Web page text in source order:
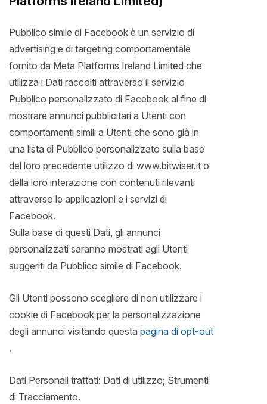
Pubblico simile di Facebook è un servizio di
advertising e di targeting comportamentale
fornito da Meta Platforms Ireland Limited che
utilizza i Dati raccolti attraverso il servizio
Pubblico personalizzato di Facebook al fine di
mostrare annunci pubblicitari a Utenti con
comportamenti simili a Utenti che sono già in
una lista di Pubblico personalizzato sulla base
del loro precedente utilizzo di www.bitwiser.it o
della loro interazione con contenuti rilevanti
attraverso le applicazioni e i servizi di
Facebook.
Sulla base di questi Dati, gli annunci
personalizzati saranno mostrati agli Utenti
suggeriti da Pubblico simile di Facebook.
Gli Utenti possono scegliere di non utilizzare i
cookie di Facebook per la personalizzazione
degli annunci visitando questa pagina di opt-out
.
Dati Personali trattati: Dati di utilizzo; Strumenti
di Tracciamento.